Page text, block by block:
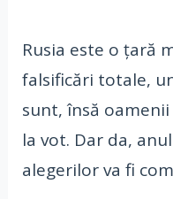
Rusia este o țară
falsificări totale,
sunt, însă
la vot. Dar da,
alegerilor va fi